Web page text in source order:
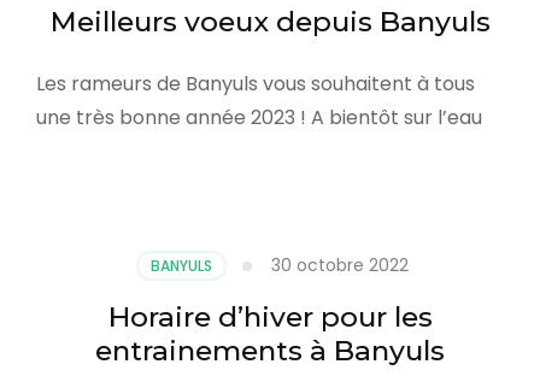
Meilleurs voeux depuis Banyuls
Les rameurs de Banyuls vous souhaitent à tous
une très bonne année 2023 ! A bientôt sur l’eau
BANYULS 30 octobre 2022
Horaire d’hiver pour les
entrainements à Banyuls